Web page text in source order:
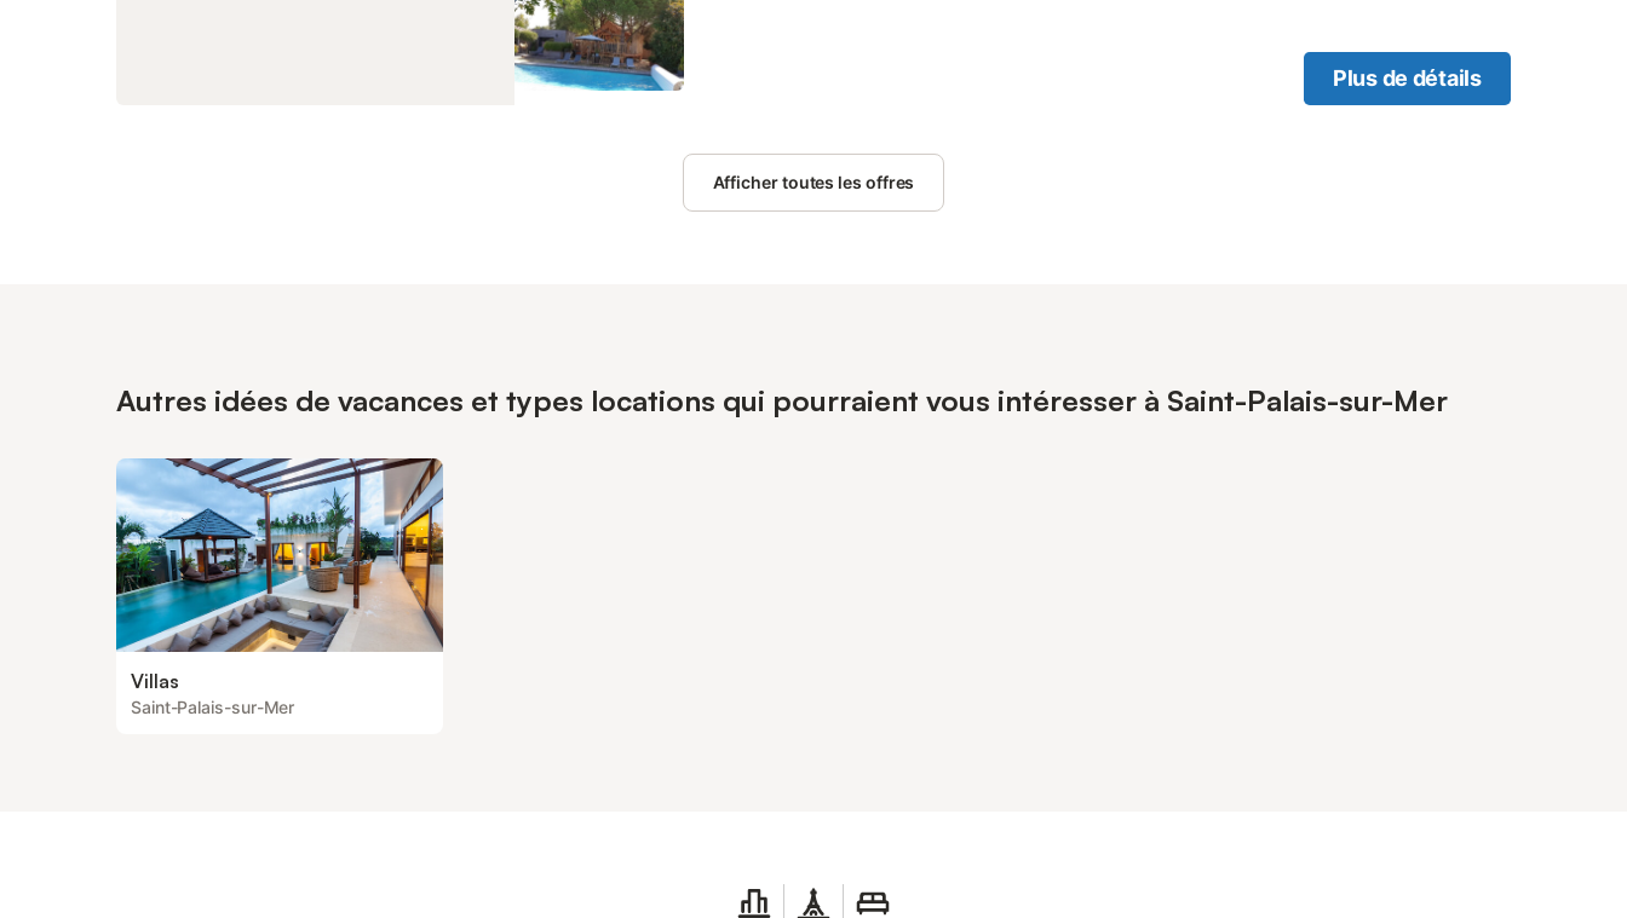
Plus de détails
Afficher toutes les offres
Autres idées de vacances et types locations qui pourraient vous intéresser à Saint-Palais-sur-Mer
Villas
Saint-Palais-sur-Mer